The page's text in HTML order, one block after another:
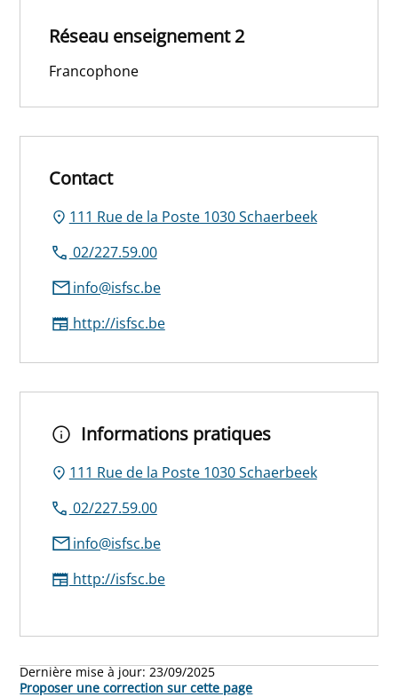
Réseau enseignement 2
Francophone
Contact
111 Rue de la Poste 1030 Schaerbeek
02/227.59.00
info@isfsc.be
http://isfsc.be
Informations pratiques
111 Rue de la Poste 1030 Schaerbeek
02/227.59.00
info@isfsc.be
http://isfsc.be
Dernière mise à jour:23/09/2025
Proposer une correction sur cette page